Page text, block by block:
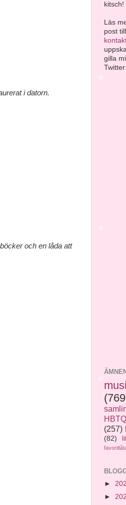
i datorn.
och en låda att
kitsch!
Läs
post
gilla
Twitter:
HBTQ
(257)
(82)
►
►